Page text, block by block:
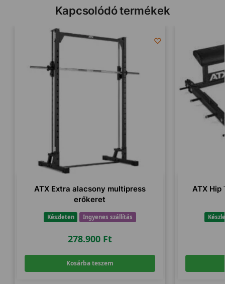
Kapcsolódó termékek
ATX Extra alacsony multipress
erőkeret
Készleten Ingyenes szállítás
278.900 Ft
Kosárba teszem
ATX